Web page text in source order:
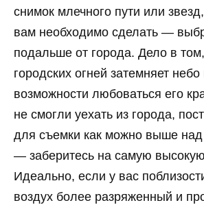
снимок млечного пути или
вам необходимо сделать —
подальше от города. Дело в
городских огней затемняет
возможности любоваться его
не смогли уехать из города,
для съемки как можно выше
— заберитесь на самую
Идеально, если у вас
воздух более разряженный и